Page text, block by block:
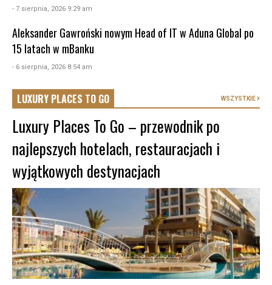
- 7 sierpnia, 2026 9:29 am
Aleksander Gawroński nowym Head of IT w Aduna Global po
15 latach w mBanku
- 6 sierpnia, 2026 8:54 am
LUXURY PLACES TO GO WSZYSTKIE
Luxury Places To Go – przewodnik po
najlepszych hotelach, restauracjach i
wyjątkowych destynacjach